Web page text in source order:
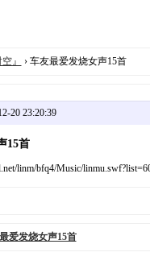
』 › 车友最爱发烧女声15首
20 23:20:39
15首
linm/bfq4/Music/
爱发烧女声15首